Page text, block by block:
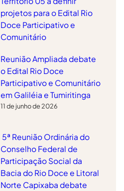
projetos para o Edital Rio
Doce Participativo e
Comunitário
Reunião Ampliada debate
o Edital Rio Doce
Participativo e Comunitário
em Galiléia e Tumiritinga
11 de junho de 2026
5ª Reunião Ordinária do
Conselho Federal de
Participação Social da
Bacia do Rio Doce e Litoral
Norte Capixaba debate